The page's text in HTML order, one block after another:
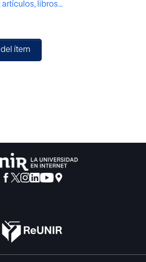
religiosos solicitaran su
o perpetua, abandonando las
custodiada en el fondo
Eclesiásticos de Mérida
libros...
ítem